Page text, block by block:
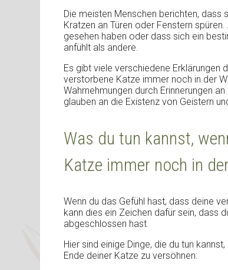
Die meisten Menschen berichten, dass
Kratzen an Türen oder Fenstern
gesehen haben oder dass sich ein
anfühlt als andere.
Es gibt viele verschiedene Erklärungen
verstorbene Katze immer noch in der
Wahrnehmungen durch Erinnerungen
glauben an die Existenz von Geistern
Was du tun kannst,
Katze immer noch in
Wenn du das Gefühl hast, dass deine
kann dies ein Zeichen dafür sein, dass
abgeschlossen hast.
Hier sind einige Dinge, die du tun
Ende deiner Katze zu versöhnen: